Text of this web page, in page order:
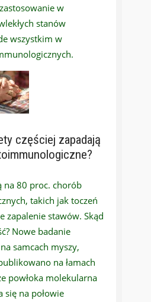
w
stanów
wszystkim w
częściej zapadają
na 80 proc. chorób
takich jak toczeń
zapalenie stawów. Skąd
Nowe badanie
samcach myszy,
na łamach
powłoka molekularna
się na połowie